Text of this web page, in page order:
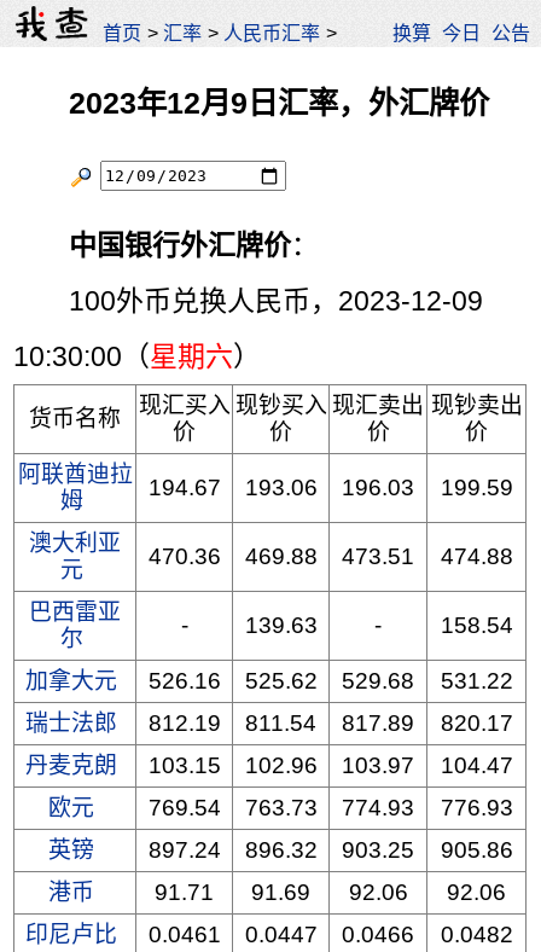
首页 >汇率 > 人民币汇率 > 换算 今日 公告
2023年12月9日汇率，外汇牌价
中国银行外汇牌价：
100外币兑换人民币，2023-12-09
10:30:00（星期六）
货币名称
现汇买入
价
现钞买入
价
现汇卖出
价
现钞卖出
价
阿联酋迪拉
姆
194.67 193.06 196.03 199.59
澳大利亚
元
470.36 469.88 473.51 474.88
巴西雷亚
尔
- 139.63 - 158.54
加拿大元 526.16 525.62 529.68
531.22
瑞士法郎
812.19 811.54 817.89
820.17
丹麦克朗
103.15 102.96 103.97
104.47
欧元
769.54 763.73 774.93
776.93
英镑
897.24 896.32 903.25
905.86
港币
91.71 91.69 92.06
92.06
印尼卢比
0.0461 0.0447 0.0466
0.0482